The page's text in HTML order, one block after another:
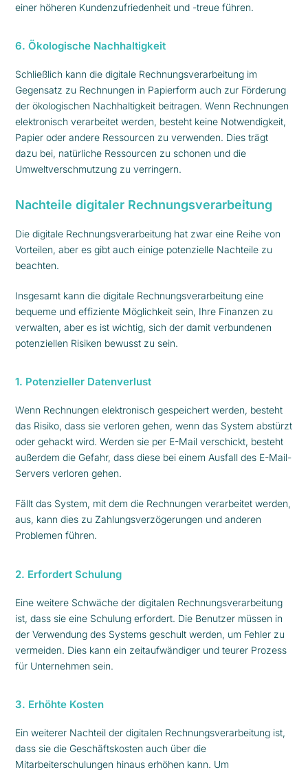
einer höheren Kundenzufriedenheit und -treue führen.
6. Ökologische Nachhaltigkeit
Schließlich kann die digitale Rechnungsverarbeitung im
Gegensatz zu Rechnungen in Papierform auch zur Förderung
der ökologischen Nachhaltigkeit beitragen. Wenn Rechnungen
elektronisch verarbeitet werden, besteht keine Notwendigkeit,
Papier oder andere Ressourcen zu verwenden. Dies trägt
dazu bei, natürliche Ressourcen zu schonen und die
Umweltverschmutzung zu verringern.
Nachteile digitaler Rechnungsverarbeitung
Die digitale Rechnungsverarbeitung hat zwar eine Reihe von
Vorteilen, aber es gibt auch einige potenzielle Nachteile zu
beachten.
Insgesamt kann die digitale Rechnungsverarbeitung eine
bequeme und effiziente Möglichkeit sein, Ihre Finanzen zu
verwalten, aber es ist wichtig, sich der damit verbundenen
potenziellen Risiken bewusst zu sein.
1. Potenzieller Datenverlust
Wenn Rechnungen elektronisch gespeichert werden, besteht
das Risiko, dass sie verloren gehen, wenn das System abstürzt
oder gehackt wird. Werden sie per E-Mail verschickt, besteht
außerdem die Gefahr, dass diese bei einem Ausfall des E-Mail-
Servers verloren gehen.
Fällt das System, mit dem die Rechnungen verarbeitet werden,
aus, kann dies zu Zahlungsverzögerungen und anderen
Problemen führen.
2. Erfordert Schulung
Eine weitere Schwäche der digitalen Rechnungsverarbeitung
ist, dass sie eine Schulung erfordert. Die Benutzer müssen in
der Verwendung des Systems geschult werden, um Fehler zu
vermeiden. Dies kann ein zeitaufwändiger und teurer Prozess
für Unternehmen sein.
3. Erhöhte Kosten
Ein weiterer Nachteil der digitalen Rechnungsverarbeitung ist,
dass sie die Geschäftskosten auch über die
Mitarbeiterschulungen hinaus erhöhen kann. Um